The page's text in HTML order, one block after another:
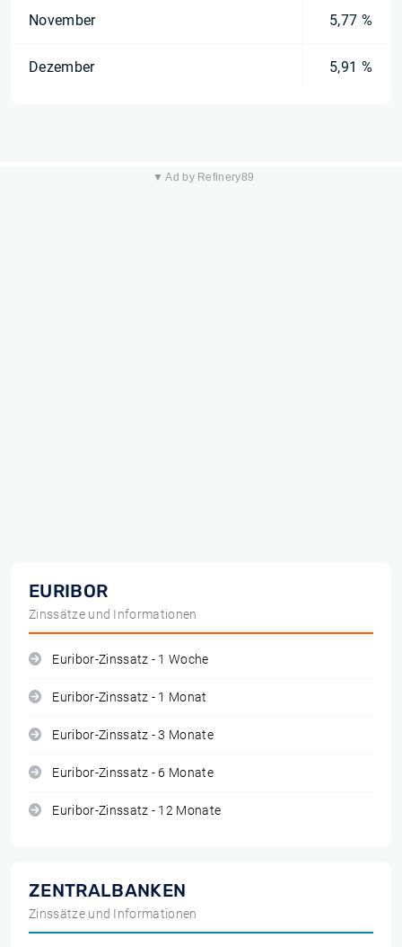
November 5,77 %
Dezember 5,91 %
▼ Ad by Refinery89
EURIBOR
Zinssätze und Informationen
Euribor-Zinssatz - 1 Woche
Euribor-Zinssatz - 1 Monat
Euribor-Zinssatz - 3 Monate
Euribor-Zinssatz - 6 Monate
Euribor-Zinssatz - 12 Monate
ZENTRALBANKEN
Zinssätze und Informationen